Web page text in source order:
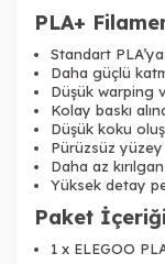
PLA+
Standart
Daha güçlü
Düşük warping
Kolay baskı
Düşük koku
Pürüzsüz
Daha az
Yüksek detay
Paket İçeriği
1 x ELEGOO